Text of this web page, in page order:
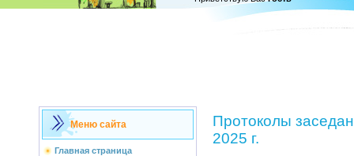
Меню сайта
Главная страница
Протоколы
2025 г.